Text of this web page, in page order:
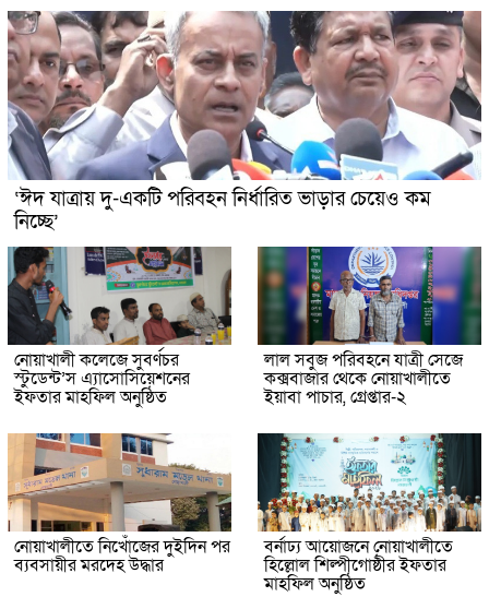
‘ঈদ যাত্রায় দু-একটি পরিবহন নির্ধারিত ভাড়ার চেয়েও কম
নিচ্ছে’
নোয়াখালী কলেজে সুবর্ণচর
স্টুডেন্ট’স এ্যাসোসিয়েশনের
ইফতার মাহফিল অনুষ্ঠিত
লাল সবুজ পরিবহনে যাত্রী সেজে
কক্সবাজার থেকে নোয়াখালীতে
ইয়াবা পাচার, গ্রেপ্তার-২
নোয়াখালীতে নিখোঁজের দুইদিন পর
ব্যবসায়ীর মরদেহ উদ্ধার
বর্নাঢ্য আয়োজনে নোয়াখালীতে
হিল্লোল শিল্পীগোষ্ঠীর ইফতার
মাহফিল অনুষ্ঠিত